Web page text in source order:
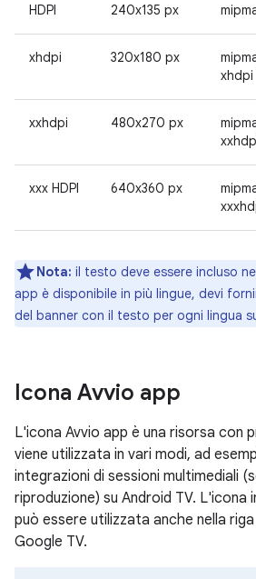
HDPI 240x135 px
xhdpi 320x180 px
xhdpi
xxhdpi 480x270 px
xxx HDPI 640x360 px
Nota: il testo deve essere incluso
app è disponibile in più lingue, devi
del banner con il testo per ogni lingua
Icona Avvio app
L'icona Avvio app è una risorsa con
viene utilizzata in vari modi, ad
integrazioni di sessioni multimediali
riproduzione) su Android TV. L'icona
può essere utilizzata anche nella riga
Google TV.